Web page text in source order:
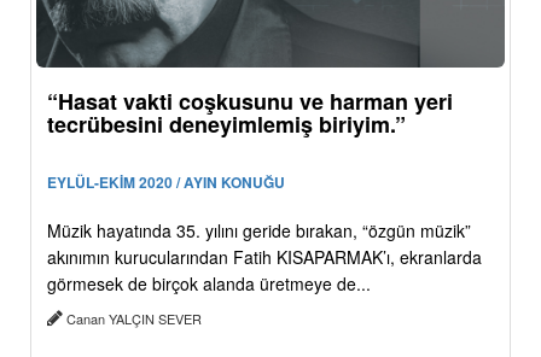
“Hasat vakti coşkusunu ve harman yeri
tecrübesini deneyimlemiş biriyim.”
EYLÜL-EKİM 2020 / AYIN KONUĞU
Müzik hayatında 35. yılını geride bırakan, “özgün müzik”
akınımın kurucularından Fatih KISAPARMAK’ı, ekranlarda
görmesek de birçok alanda üretmeye de...
Canan YALÇIN SEVER